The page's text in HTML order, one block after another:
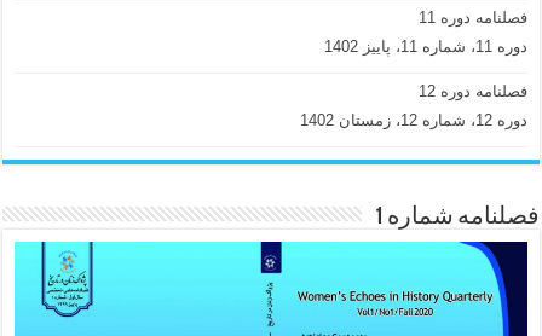
فصلنامه دوره 11
دوره 11، شماره 11، پاییز 1402
فصلنامه دوره 12
دوره 12، شماره 12، زمستان 1402
فصلنامه شماره 1